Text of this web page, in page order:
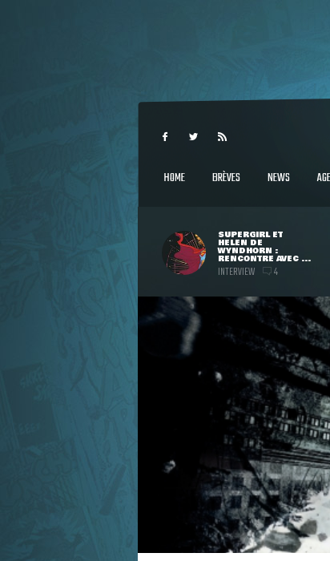
HOME BRÈVES NEWS
SUPERGIRL ET
HELEN DE
WYNDHORN :
RENCONTRE AVEC ...
INTERVIEW 4